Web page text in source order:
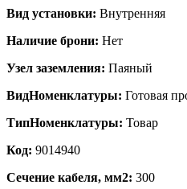
Вид установки: Внутренняя
Наличие брони: Нет
Узел заземления: Паяный
ВидНоменклатуры: Готовая
ТипНоменклатуры: Товар
Код: 9014940
Сечение кабеля, мм2: 300